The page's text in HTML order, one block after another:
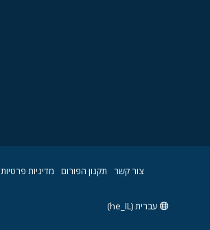
צור קשר תקנון הפורום מדיניות פרטיות
עברית (he_IL)